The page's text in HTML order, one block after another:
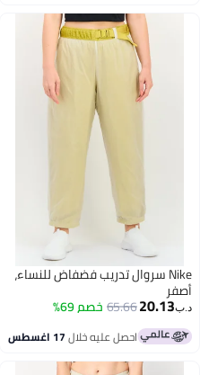
Nike سروال تدريب فضفاض للنساء،
20.13
65.66خصم 69%
احصل عليه خلال17 اغسطس